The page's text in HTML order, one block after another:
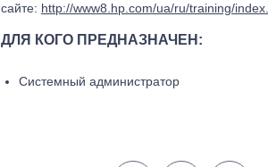
сайте: http://www8.hp.com/ua/ru/training/
ДЛЯ КОГО ПРЕДНАЗНАЧЕН:
Системный администратор